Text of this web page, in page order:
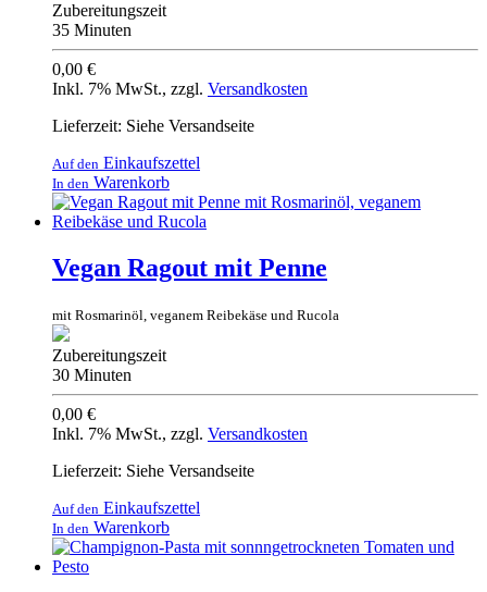
Zubereitungszeit
35 Minuten
0,00 €
Inkl. 7% MwSt., zzgl. Versandkosten
Lieferzeit: Siehe Versandseite
Auf den Einkaufszettel
In den Warenkorb
Vegan Ragout mit Penne
mit Rosmarinöl, veganem Reibekäse und Rucola
Zubereitungszeit
30 Minuten
0,00 €
Inkl. 7% MwSt., zzgl. Versandkosten
Lieferzeit: Siehe Versandseite
Auf den Einkaufszettel
In den Warenkorb